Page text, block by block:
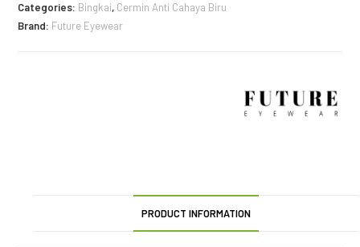
Categories: Bingkai, Cermin Anti Cahaya Biru
Brand: Future Eyewear
PRODUCT INFORMATION